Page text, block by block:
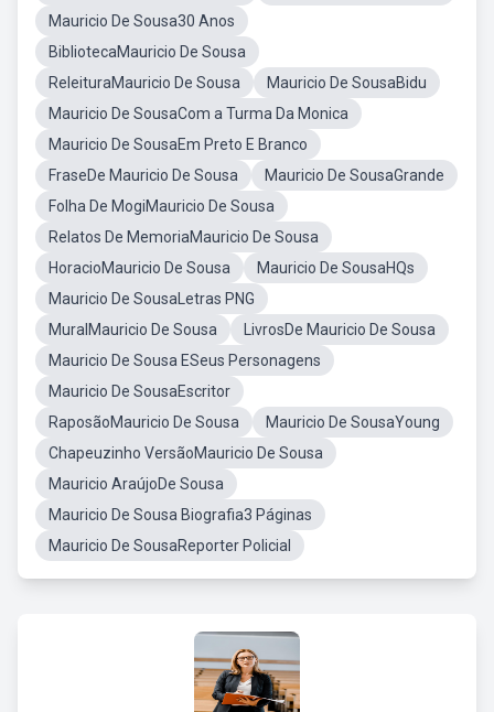
Mauricio De Sousa30 Anos
BibliotecaMauricio De Sousa
ReleituraMauricio De Sousa
Mauricio De SousaBidu
Mauricio De SousaCom a Turma Da Monica
Mauricio De SousaEm Preto E Branco
FraseDe Mauricio De Sousa
Mauricio De SousaGrande
Folha De MogiMauricio De Sousa
Relatos De MemoriaMauricio De Sousa
HoracioMauricio De Sousa
Mauricio De SousaHQs
Mauricio De SousaLetras PNG
MuralMauricio De Sousa
LivrosDe Mauricio De Sousa
Mauricio De Sousa ESeus Personagens
Mauricio De SousaEscritor
RaposãoMauricio De Sousa
Mauricio De SousaYoung
Chapeuzinho VersãoMauricio De Sousa
Mauricio AraújoDe Sousa
Mauricio De Sousa Biografia3 Páginas
Mauricio De SousaReporter Policial